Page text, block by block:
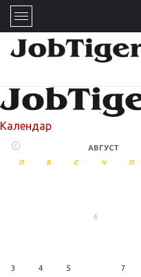
Календар
АВГУСТ
П В С Ч П
3 4 5
6
7